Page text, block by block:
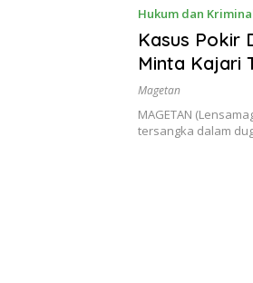
Hukum dan
Kasus Pokir
Minta Kajari
Tebang Pilih
Magetan
MAGETAN
tersangka dalam